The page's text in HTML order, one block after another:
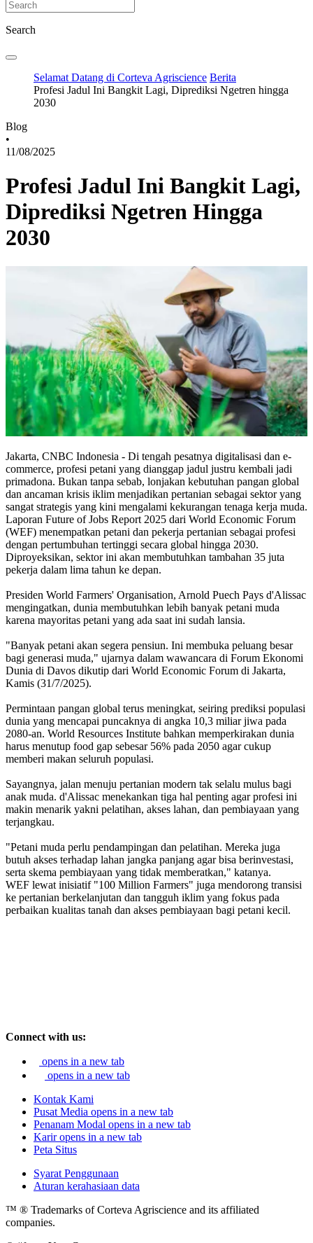
Search
Selamat Datang di Corteva Agriscience Berita
Profesi Jadul Ini Bangkit Lagi, Diprediksi Ngetren hingga
2030
Blog
•
11/08/2025
Profesi Jadul Ini Bangkit Lagi,
Diprediksi Ngetren Hingga
2030
Jakarta, CNBC Indonesia - Di tengah pesatnya digitalisasi dan e-
commerce, profesi petani yang dianggap jadul justru kembali jadi
primadona. Bukan tanpa sebab, lonjakan kebutuhan pangan global
dan ancaman krisis iklim menjadikan pertanian sebagai sektor yang
sangat strategis yang kini mengalami kekurangan tenaga kerja muda.
Laporan Future of Jobs Report 2025 dari World Economic Forum
(WEF) menempatkan petani dan pekerja pertanian sebagai profesi
dengan pertumbuhan tertinggi secara global hingga 2030.
Diproyeksikan, sektor ini akan membutuhkan tambahan 35 juta
pekerja dalam lima tahun ke depan.
Presiden World Farmers' Organisation, Arnold Puech Pays d'Alissac
mengingatkan, dunia membutuhkan lebih banyak petani muda
karena mayoritas petani yang ada saat ini sudah lansia.
"Banyak petani akan segera pensiun. Ini membuka peluang besar
bagi generasi muda," ujarnya dalam wawancara di Forum Ekonomi
Dunia di Davos dikutip dari World Economic Forum di Jakarta,
Kamis (31/7/2025).
Permintaan pangan global terus meningkat, seiring prediksi populasi
dunia yang mencapai puncaknya di angka 10,3 miliar jiwa pada
2080-an. World Resources Institute bahkan memperkirakan dunia
harus menutup food gap sebesar 56% pada 2050 agar cukup
memberi makan seluruh populasi.
Sayangnya, jalan menuju pertanian modern tak selalu mulus bagi
anak muda. d'Alissac menekankan tiga hal penting agar profesi ini
makin menarik yakni pelatihan, akses lahan, dan pembiayaan yang
terjangkau.
"Petani muda perlu pendampingan dan pelatihan. Mereka juga
butuh akses terhadap lahan jangka panjang agar bisa berinvestasi,
serta skema pembiayaan yang tidak memberatkan," katanya.
WEF lewat inisiatif "100 Million Farmers" juga mendorong transisi
ke pertanian berkelanjutan dan tangguh iklim yang fokus pada
perbaikan kualitas tanah dan akses pembiayaan bagi petani kecil.
Connect with us:
opens in a new tab
opens in a new tab
Kontak Kami
Pusat Media opens in a new tab
Penanam Modal opens in a new tab
Karir opens in a new tab
Peta Situs
Syarat Penggunaan
Aturan kerahasiaan data
™ ® Trademarks of Corteva Agriscience and its affiliated
companies.